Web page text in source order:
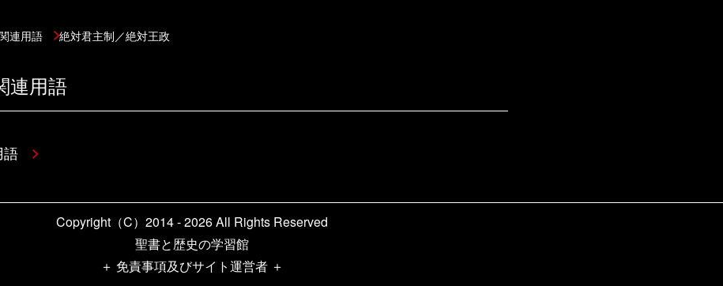
連用語 絶対君主制／絶対王政
連用語
語
Copyright（C）2014 - 2026 All Rights Reserved
聖書と歴史の学習館
＋ 免責事項及びサイト運営者 ＋